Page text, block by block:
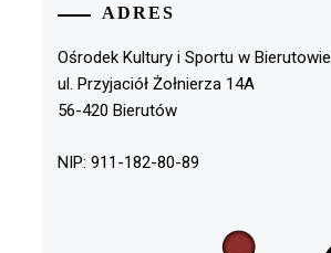
ADRES
Ośrodek Kultury i Sportu w Bierutowie
ul. Przyjaciół Żołnierza 14A
56-420 Bierutów
NIP: 911-182-80-89